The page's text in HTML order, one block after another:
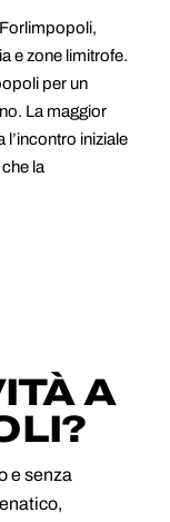
e zone limitrofe.
per un
La maggior
iniziale
la
A
e senza